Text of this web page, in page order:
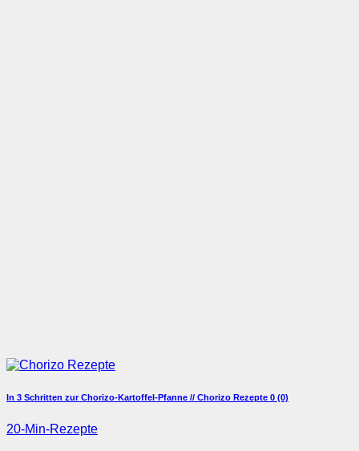
In 3 Schritten zur Chorizo-Kartoffel-Pfanne // Chorizo Rezepte 0 (0)
20-Min-Rezepte